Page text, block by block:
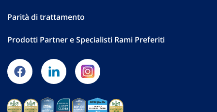
Parità di trattamento
Prodotti Partner e Specialisti Rami Preferiti